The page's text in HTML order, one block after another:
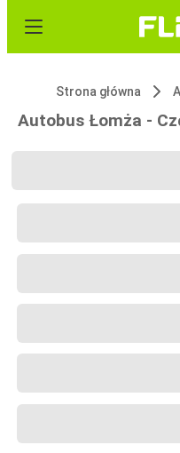
Strona główna
Autobus Łomża -